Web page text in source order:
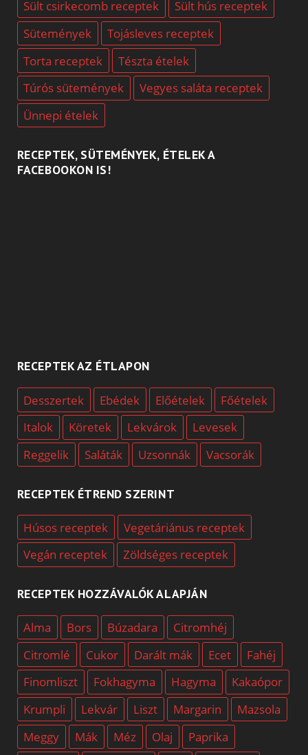
Sült csirkecomb receptek
Sült hús receptek
Sütemények
Tojásleves receptek
Torta receptek
Tészta ételek
Túrós sütemények
Vegyes saláta receptek
Ünnepi ételek
RECEPTEK, SÜTEMÉNYEK, ÉTELEK A
FACEBOOKON IS!
RECEPTEK AZ ÉTLAPON
Desszertek Ebédek Előételek
Főételek
Italok
Köretek Lekvárok
Levesek
Reggelik
Saláták Uzsonnák Vacsorák
RECEPTEK ÉTREND SZERINT
Húsos receptek
Vegetáriánus receptek
Vegán receptek
Zöldséges receptek
RECEPTEK HOZZÁVALÓK ALAPJÁN
Alma Bors Búzadara
Citromhéj
Citromlé
Cukor Darált mák Ecet
Fahéj
Finomliszt
Fokhagyma Hagyma
Kakaópor
Krumpli
Lekvár Liszt Margarin
Mazsola
Meggy
Mák Méz Olaj
Paprika